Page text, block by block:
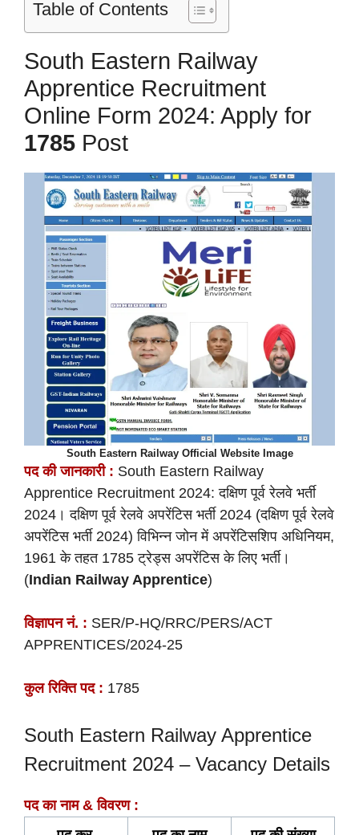
Table of Contents
South Eastern Railway
Apprentice Recruitment
Online Form 2024: Apply for
1785 Post
South Eastern Railway Official Website Image
पद की जानकारी : South Eastern Railway
Apprentice Recruitment 2024: दक्षिण पूर्व रेलवे भर्ती
2024। दक्षिण पूर्व रेलवे अपरेंटिस भर्ती 2024 (दक्षिण पूर्व रेलवे
अपरेंटिस भर्ती 2024) विभिन्न जोन में अपरेंटिसशिप अधिनियम,
1961 के तहत 1785 ट्रेड्स अपरेंटिस के लिए भर्ती।
(Indian Railway Apprentice)
विज्ञापन नं. : SER/P-HQ/RRC/PERS/ACT
APPRENTICES/2024-25
कुल रिक्ति पद : 1785
South Eastern Railway Apprentice
Recruitment 2024 – Vacancy Details
पद का नाम & विवरण :